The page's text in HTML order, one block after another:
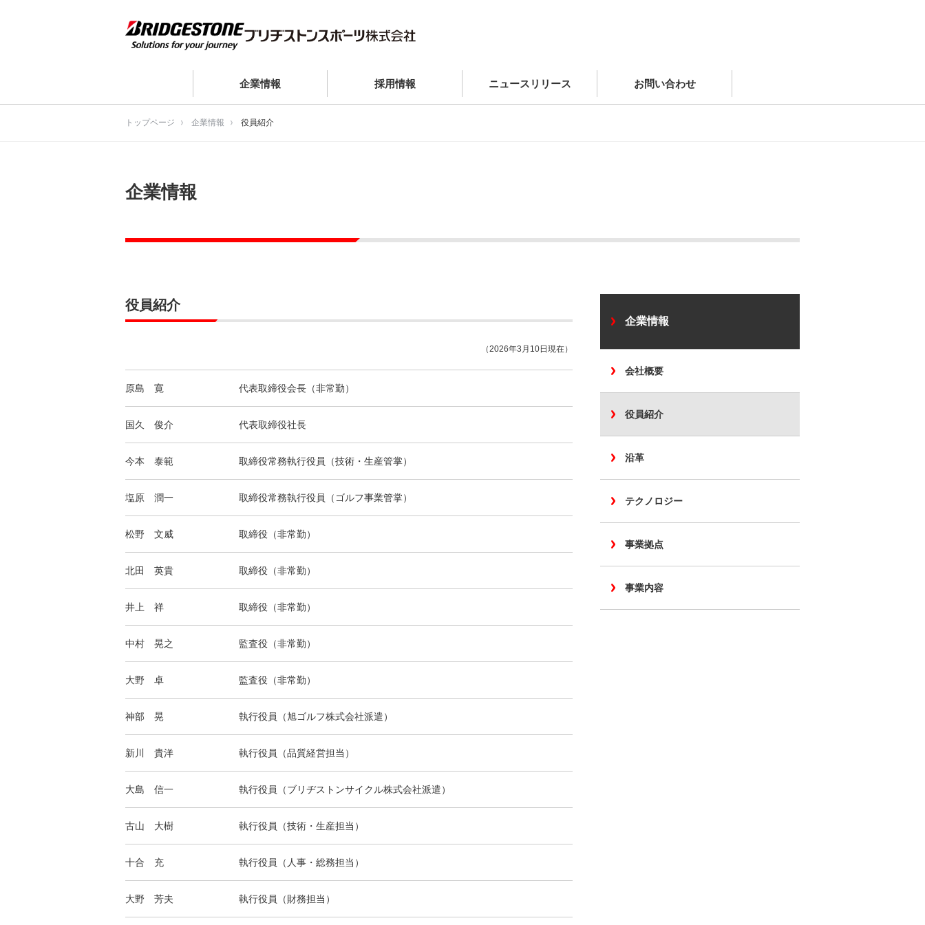
企業情報 採用情報 ニュースリリース お問い合わせ
トップページ 企業情報 役員紹介
企業情報
役員紹介
（2026年3月10日現在）
原島 寛 代表取締役会長（非常勤）
国久 俊介 代表取締役社長
今本 泰範 取締役常務執行役員（技術・生産管掌）
塩原 潤一 取締役常務執行役員（ゴルフ事業管掌）
松野 文威 取締役（非常勤）
北田 英貴 取締役（非常勤）
井上 祥 取締役（非常勤）
中村 晃之 監査役（非常勤）
大野 卓 監査役（非常勤）
神部 晃 執行役員（旭ゴルフ株式会社派遣）
新川 貴洋 執行役員（品質経営担当）
大島 信一 執行役員（ブリヂストンサイクル株式会社派遣）
古山 大樹 執行役員（技術・生産担当）
十合 充 執行役員（人事・総務担当）
大野 芳夫 執行役員（財務担当）
企業情報
会社概要
役員紹介
沿革
テクノロジー
事業拠点
事業内容